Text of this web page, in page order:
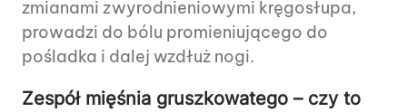
zmianami zwyrodnieniowymi kręgosłupa,
prowadzi do bólu promieniującego do
pośladka i dalej wzdłuż nogi.
Zespół mięśnia gruszkowatego – czy to